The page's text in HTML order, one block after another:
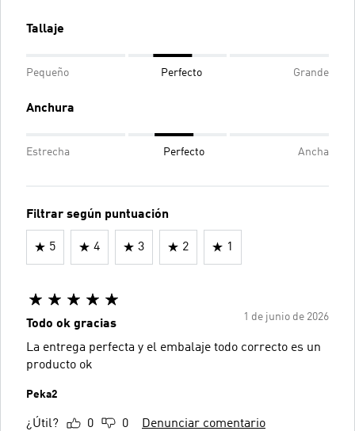
Tallaje
Pequeño Perfecto Grande
Anchura
Estrecha Perfecto Ancha
Filtrar según puntuación
5 4 3 2 1
1 de junio de 2026
Todo ok gracias
La entrega perfecta y el embalaje todo correcto es un
producto ok
Peka2
¿Útil? 0 0 Denunciar comentario